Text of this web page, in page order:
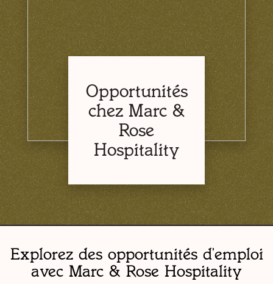
Connexion ou inscription
Opportunités
chez Marc &
Rose
Hospitality
Explorez des opportunités d'emploi
avec Marc & Rose Hospitality